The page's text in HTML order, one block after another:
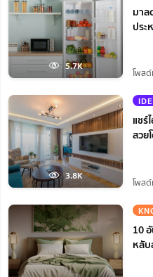
5.7K
มาล
ประ
โพส
3.8K
แชร์
สวย
โพสต์
10
หลับ